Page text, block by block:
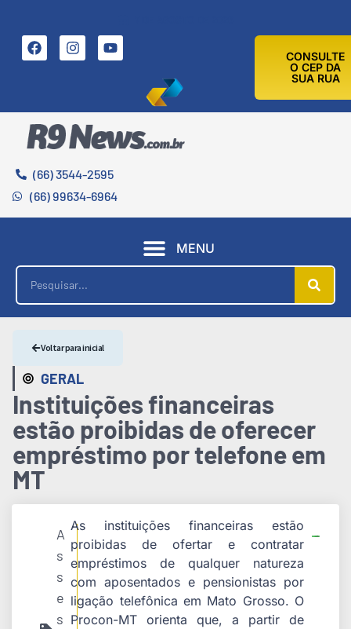
CONSULTE
O CEP DA
SUA RUA
(66) 3544-2595
(66) 99634-6964
MENU
GERAL
Voltar para inicial
Instituições financeiras
estão proibidas de oferecer
empréstimo por telefone em
MT
A
s
s
e
s
As instituições financeiras estão
proibidas de ofertar e contratar
empréstimos de qualquer natureza
com aposentados e pensionistas por
ligação telefônica em Mato Grosso. O
Procon-MT orienta que, a partir de